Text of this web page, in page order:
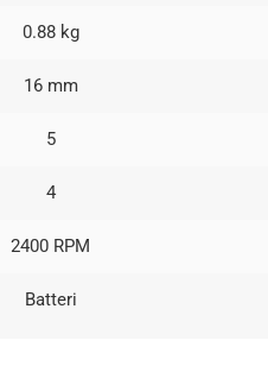
0.88 kg
16 mm
5
4
2400 RPM
Batteri